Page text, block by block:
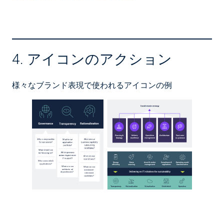
4. アイコンのアクション
様々なブランド表現で使われるアイコンの例